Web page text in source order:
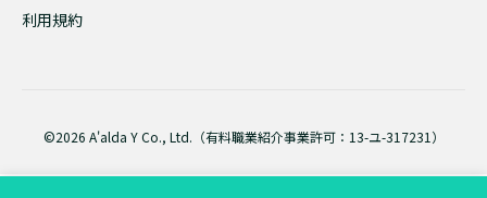
利用規約
©2026 A'alda Y Co., Ltd.（有料職業紹介事業許可：13-ユ-317231）